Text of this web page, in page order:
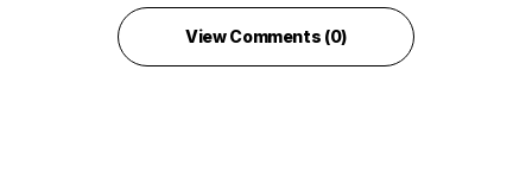
View Comments (0)